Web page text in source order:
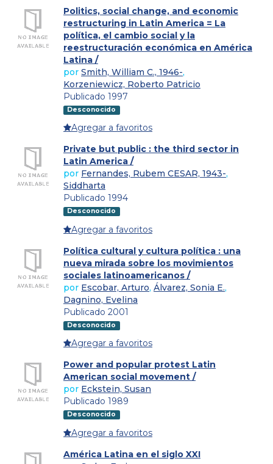
Politics, social change, and economic
restructuring in Latin America = La
política, el cambio social y la
reestructuración económica en América
Latina /
por Smith, William C., 1946-,
Korzeniewicz, Roberto Patricio
Publicado 1997
Desconocido
Agregar a favoritos
Private but public : the third sector in
Latin America /
por Fernandes, Rubem CESAR, 1943-,
Siddharta
Publicado 1994
Desconocido
Agregar a favoritos
Política cultural y cultura política : una
nueva mirada sobre los movimientos
sociales latinoamericanos /
por Escobar, Arturo, Álvarez, Sonia E.,
Dagnino, Evelina
Publicado 2001
Desconocido
Agregar a favoritos
Power and popular protest Latin
American social movement /
por Eckstein, Susan
Publicado 1989
Desconocido
Agregar a favoritos
América Latina en el siglo XXI